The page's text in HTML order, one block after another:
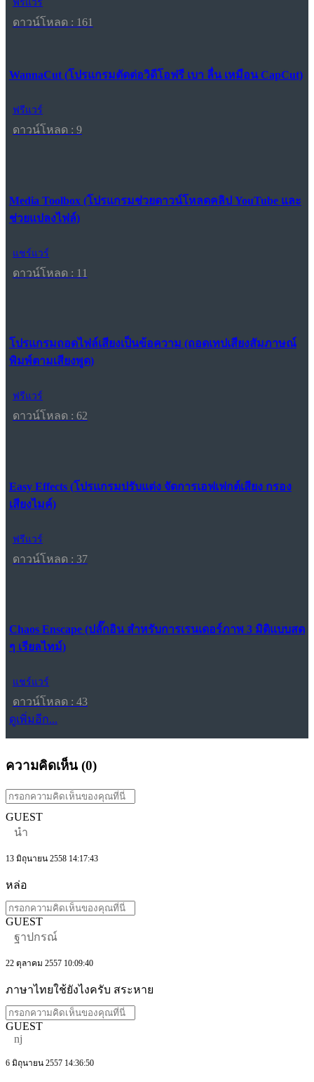
ฟรีแวร์
ดาวน์โหลด : 161
WannaCut (โปรแกรมตัดต่อวิดีโอฟรี เบา ลื่น เหมือน CapCut)
ฟรีแวร์
ดาวน์โหลด : 9
Media Toolbox (โปรแกรมช่วยดาวน์โหลดคลิป YouTube และ
ช่วยแปลงไฟล์)
แชร์แวร์
ดาวน์โหลด : 11
โปรแกรมถอดไฟล์เสียงเป็นข้อความ (ถอดเทปเสียงสัมภาษณ์
พิมพ์ตามเสียงพูด)
ฟรีแวร์
ดาวน์โหลด : 62
Easy Effects (โปรแกรมปรับแต่ง จัดการเอฟเฟกต์เสียง กรอง
เสียงไมค์)
ฟรีแวร์
ดาวน์โหลด : 37
Chaos Enscape (ปลั๊กอิน สำหรับการเรนเดอร์ภาพ 3 มิติแบบสด
ๆ เรียลไทม์)
แชร์แวร์
ดาวน์โหลด : 43
ดูเพิ่มอีก...
ความคิดเห็น (0)
GUEST
นำ
13 มิถุนายน 2558 14:17:43
หล่อ
GUEST
ฐาปกรณ์
22 ตุลาคม 2557 10:09:40
ภาษาไทยใช้ยังไงครับ สระหาย
GUEST
nj
6 มิถุนายน 2557 14:36:50